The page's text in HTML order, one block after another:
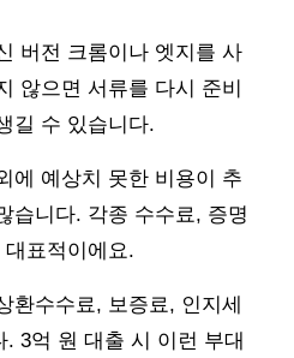
버전 크롬이나 엣지를 사
않으면 서류를 다시 준비
길 수 있습니다.
에 예상치 못한 비용이 추
습니다. 각종 수수료, 증명
표적이에요.
환수수료, 보증료, 인지세
3억 원 대출 시 이런 부대